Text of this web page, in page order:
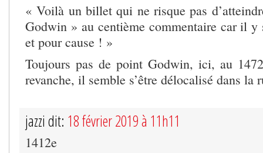
« Voilà un billet qui ne risque pas
Godwin » au centième commentaire car il y
et pour cause ! »
Toujours pas de point Godwin, ici, au
revanche, il semble s’être délocalisé dans
jazzi dit: 18 février 2019 à 11h11
1412e